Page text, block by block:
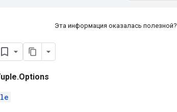
Эта информация оказалась полезной?